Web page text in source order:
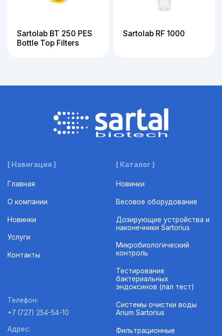
Sartolab BT 250 PES
Bottle Top Filters
Sartolab RF 1000
[ Навигация ]
Главная
О компании
Новинки
Услуги
Контакты
Телефон:
+7 (727) 254-54-10
Адрес:
[ Каталог ]
Новинки
Весовое оборудование
Дозирующие устройства и
наконечники Sartorius
Микробиологический
контроль
Тестирование
бактериальных
эндоксинов (лал тест)
Системы очистки воды
Arium Sartorius
Фильтрационные